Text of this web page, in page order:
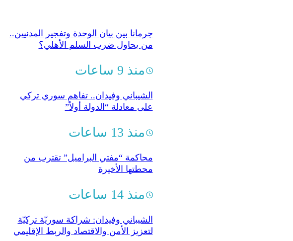
جرمانا بين بيان الوحدة وتفجير المدنيين..
من يحاول ضرب السلم الأهلي؟
منذ 9 ساعات
الشيباني وفيدان.. تفاهم سوري تركي
على معادلة “الدولة أولاً”
منذ 13 ساعات
محاكمة “مفتي البراميل” تقترب من
محطتها الأخيرة
منذ 14 ساعات
الشيباني وفيدان: شراكة سوريّة تركيّة
لتعزيز الأمن والاقتصاد والربط الإقليمي